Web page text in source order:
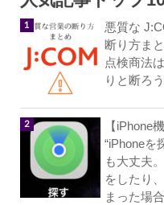
悪質な
断り方ま
点検商法
りと断ろう
【iPhone
“iPhoneを
も大丈夫
をしたり
まった場